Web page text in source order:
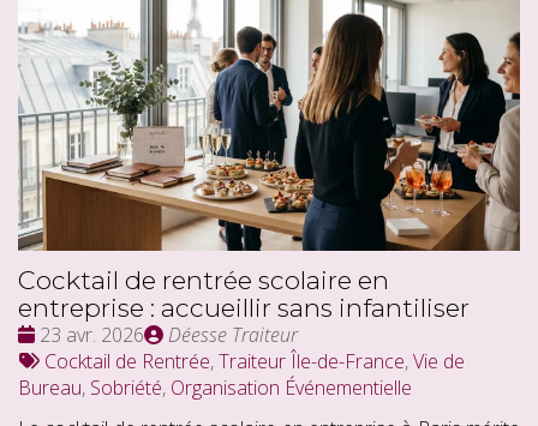
Cocktail de rentrée scolaire en
entreprise : accueillir sans infantiliser
Date
:
23 avr. 2026
Publié
par
Déesse Traiteur
Tags
:
Cocktail de Rentrée,Traiteur Île-de-France,Vie de
Bureau, Sobriété, Organisation Événementielle